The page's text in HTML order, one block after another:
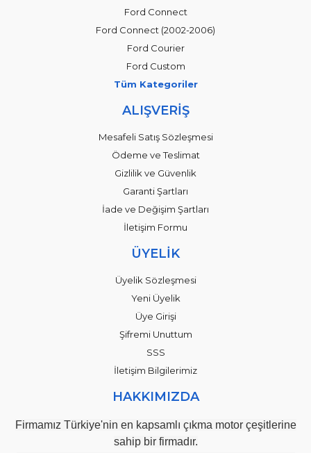
Ford Connect
Ford Connect (2002-2006)
Ford Courier
Ford Custom
Tüm Kategoriler
ALIŞVERİŞ
Mesafeli Satış Sözleşmesi
Ödeme ve Teslimat
Gizlilik ve Güvenlik
Garanti Şartları
İade ve Değişim Şartları
İletişim Formu
ÜYELİK
Üyelik Sözleşmesi
Yeni Üyelik
Üye Girişi
Şifremi Unuttum
SSS
İletişim Bilgilerimiz
HAKKIMIZDA
Firmamız Türkiye'nin en kapsamlı çıkma motor çeşitlerine
sahip bir firmadır.